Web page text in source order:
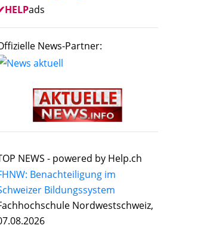
HELPads
News-Partner:
NEWS - powered by Help.ch
Benachteiligung im
Bildungssystem
Nordwestschweiz,